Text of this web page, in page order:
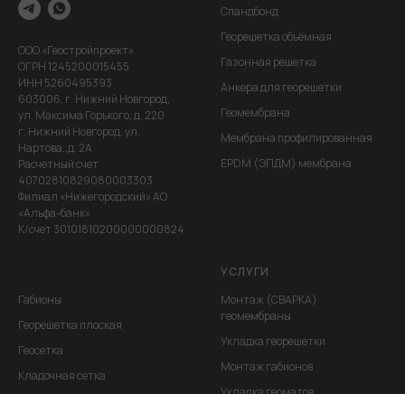
ООО «Геостройпроект»
ОГРН 1245200015455
ИНН 5260495393
603006, г. Нижний Новгород,
ул. Максима Горького, д. 220
г. Нижний Новгород, ул.
Нартова,,д. 2А
Расчетный счет
40702810829080003303
Филиал «Нижегородский» АО
«Альфа-банк»
К/счет 30101810200000000824
Спандбонд
Георешетка объёмная
Газонная решетка
Анкера для георешетки
Геомембрана
Мембрана профилированная
EPDM (ЭПДМ) мембрана
Габионы
Георешетка плоская
Геосетка
Кладочная сетка
УСЛУГИ
Монтаж (СВАРКА)
геомембраны
Укладка георешетки
Монтаж габионов